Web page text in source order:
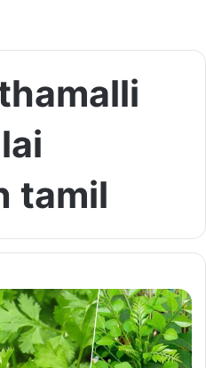
tamil